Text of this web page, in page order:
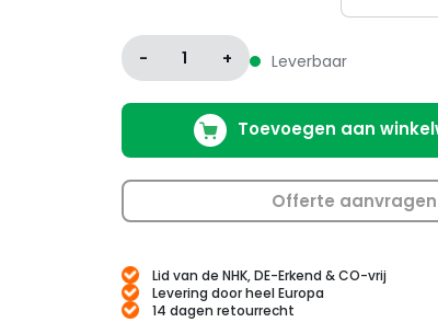
- 1 + Leverbaar
Toevoegen aan
Offerte aanvragen
Lid van de NHK, DE-Erkend & CO-vrij
Levering door heel Europa
14 dagen retourrecht